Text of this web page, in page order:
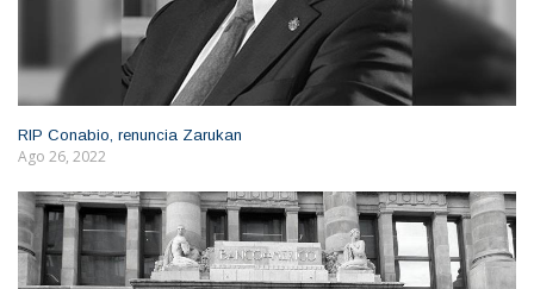
RIP Conabio, renuncia Zarukan
Ago 26, 2022